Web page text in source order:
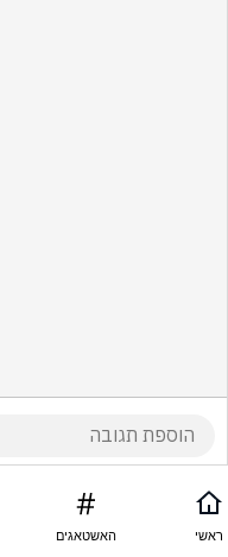
ראשי האשטאגים